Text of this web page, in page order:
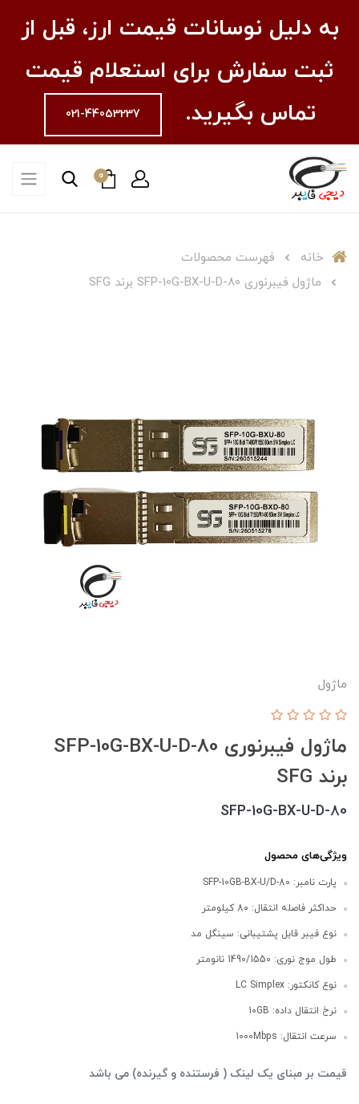
به دلیل نوسانات قیمت ارز، قبل از
ثبت سفارش برای استعلام قیمت
تماس بگیرید.
021-44053237
0
خانه
فهرست محصولات
ماژول فیبرنوری SFP-10G-BX-U-D-80 برند SFG
ماژول
ماژول فیبرنوری SFP-10G-BX-U-D-80
برند SFG
SFP-10G-BX-U-D-80
ویژگی‌های محصول
پارت نامبر: SFP-10GB-BX-U/D-80
حداکثر فاصله انتقال: 8۰ کیلومتر
نوع فیبر قابل پشتیبانی: سینگل مد
طول موج نوری: 1490/1550 نانومتر
نوع کانکتور: LC Simplex
نرخ انتقال داده: 10GB
سرعت انتقال: 1000Mbps
قیمت بر مبنای یک لینک ( فرستنده و گیرنده) می باشد